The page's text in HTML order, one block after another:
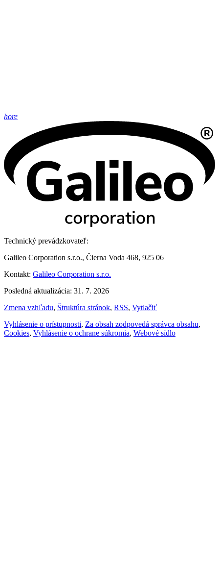
hore
Technický prevádzkovateľ:
Galileo Corporation s.r.o., Čierna Voda 468, 925 06
Kontakt: Galileo Corporation s.r.o.
Posledná aktualizácia: 31. 7. 2026
Zmena vzhľadu, Štruktúra stránok, RSS, Vytlačiť
Vyhlásenie o prístupnosti, Za obsah zodpovedá správca obsahu,
Cookies, Vyhlásenie o ochrane súkromia, Webové sídlo